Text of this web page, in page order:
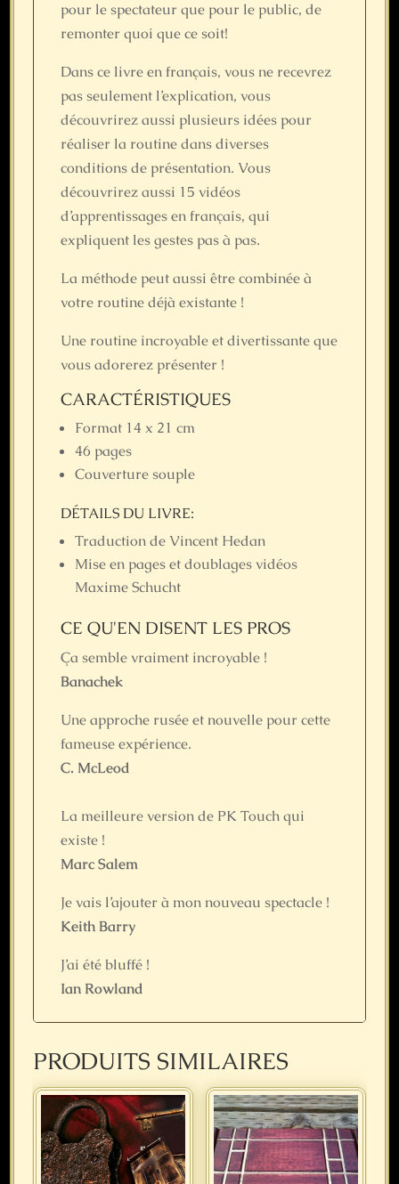
pour le spectateur que pour le public, de
remonter quoi que ce soit!
Dans ce livre en français, vous ne recevrez
pas seulement l’explication, vous
découvrirez aussi plusieurs idées pour
réaliser la routine dans diverses
conditions de présentation. Vous
découvrirez aussi 15 vidéos
d’apprentissages en français, qui
expliquent les gestes pas à pas.
La méthode peut aussi être combinée à
votre routine déjà existante !
Une routine incroyable et divertissante que
vous adorerez présenter !
CARACTÉRISTIQUES
Format 14 x 21 cm
46 pages
Couverture souple
DÉTAILS DU LIVRE:
Traduction de Vincent Hedan
Mise en pages et doublages vidéos
Maxime Schucht
CE QU'EN DISENT LES PROS
Ça semble vraiment incroyable !
Banachek
Une approche rusée et nouvelle pour cette
fameuse expérience.
C. McLeod
La meilleure version de PK Touch qui
existe !
Marc Salem
Je vais l’ajouter à mon nouveau spectacle !
Keith Barry
J’ai été bluffé !
Ian Rowland
PRODUITS SIMILAIRES